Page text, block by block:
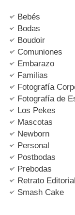
Bebés
Bodas
Boudoir
Comuniones
Embarazo
Familias
Fotografía
Fotografía de
Los Pekes
Mascotas
Newborn
Personal
Postbodas
Prebodas
Retrato Editorial
Smash Cake